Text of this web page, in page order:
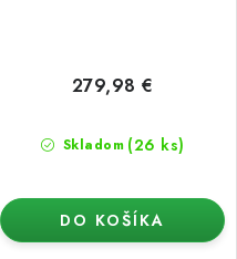
Skladom (26 ks)
279,98 €
DO KOŠÍKA